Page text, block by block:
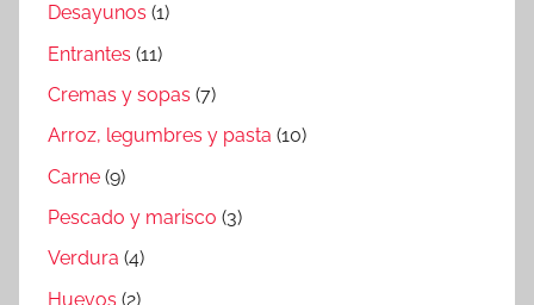
Desayunos (1)
Entrantes (11)
Cremas y sopas (7)
Arroz, legumbres y pasta (10)
Carne (9)
Pescado y marisco (3)
Verdura (4)
Huevos (2)